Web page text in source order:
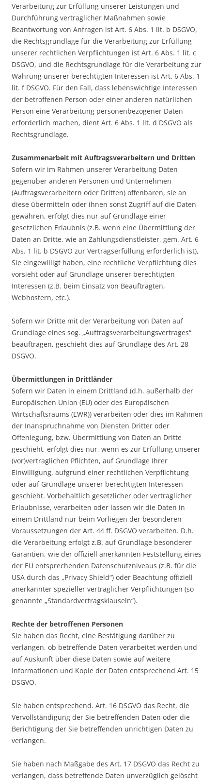
Verarbeitung zur Erfüllung unserer Leistungen und
Durchführung vertraglicher Maßnahmen sowie
Beantwortung von Anfragen ist Art. 6 Abs. 1 lit. b DSGVO,
die Rechtsgrundlage für die Verarbeitung zur Erfüllung
unserer rechtlichen Verpflichtungen ist Art. 6 Abs. 1 lit. c
DSGVO, und die Rechtsgrundlage für die Verarbeitung zur
Wahrung unserer berechtigten Interessen ist Art. 6 Abs. 1
lit. f DSGVO. Für den Fall, dass lebenswichtige Interessen
der betroffenen Person oder einer anderen natürlichen
Person eine Verarbeitung personenbezogener Daten
erforderlich machen, dient Art. 6 Abs. 1 lit. d DSGVO als
Rechtsgrundlage.
Zusammenarbeit mit Auftragsverarbeitern und Dritten
Sofern wir im Rahmen unserer Verarbeitung Daten
gegenüber anderen Personen und Unternehmen
(Auftragsverarbeitern oder Dritten) offenbaren, sie an
diese übermitteln oder ihnen sonst Zugriff auf die Daten
gewähren, erfolgt dies nur auf Grundlage einer
gesetzlichen Erlaubnis (z.B. wenn eine Übermittlung der
Daten an Dritte, wie an Zahlungsdienstleister, gem. Art. 6
Abs. 1 lit. b DSGVO zur Vertragserfüllung erforderlich ist),
Sie eingewilligt haben, eine rechtliche Verpflichtung dies
vorsieht oder auf Grundlage unserer berechtigten
Interessen (z.B. beim Einsatz von Beauftragten,
Webhostern, etc.).
Sofern wir Dritte mit der Verarbeitung von Daten auf
Grundlage eines sog. „Auftragsverarbeitungsvertrages“
beauftragen, geschieht dies auf Grundlage des Art. 28
DSGVO.
Übermittlungen in Drittländer
Sofern wir Daten in einem Drittland (d.h. außerhalb der
Europäischen Union (EU) oder des Europäischen
Wirtschaftsraums (EWR)) verarbeiten oder dies im Rahmen
der Inanspruchnahme von Diensten Dritter oder
Offenlegung, bzw. Übermittlung von Daten an Dritte
geschieht, erfolgt dies nur, wenn es zur Erfüllung unserer
(vor)vertraglichen Pflichten, auf Grundlage Ihrer
Einwilligung, aufgrund einer rechtlichen Verpflichtung
oder auf Grundlage unserer berechtigten Interessen
geschieht. Vorbehaltlich gesetzlicher oder vertraglicher
Erlaubnisse, verarbeiten oder lassen wir die Daten in
einem Drittland nur beim Vorliegen der besonderen
Voraussetzungen der Art. 44 ff. DSGVO verarbeiten. D.h.
die Verarbeitung erfolgt z.B. auf Grundlage besonderer
Garantien, wie der offiziell anerkannten Feststellung eines
der EU entsprechenden Datenschutzniveaus (z.B. für die
USA durch das „Privacy Shield“) oder Beachtung offiziell
anerkannter spezieller vertraglicher Verpflichtungen (so
genannte „Standardvertragsklauseln“).
Rechte der betroffenen Personen
Sie haben das Recht, eine Bestätigung darüber zu
verlangen, ob betreffende Daten verarbeitet werden und
auf Auskunft über diese Daten sowie auf weitere
Informationen und Kopie der Daten entsprechend Art. 15
DSGVO.
Sie haben entsprechend. Art. 16 DSGVO das Recht, die
Vervollständigung der Sie betreffenden Daten oder die
Berichtigung der Sie betreffenden unrichtigen Daten zu
verlangen.
Sie haben nach Maßgabe des Art. 17 DSGVO das Recht zu
verlangen, dass betreffende Daten unverzüglich gelöscht